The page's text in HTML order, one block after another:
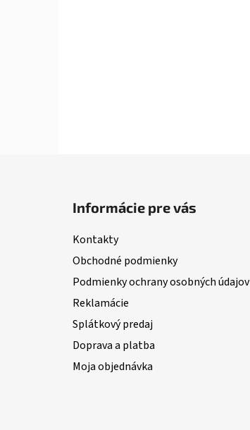
Informácie pre vás
Kontakty
Obchodné podmienky
Podmienky ochrany osobných údajov
Reklamácie
Splátkový predaj
Doprava a platba
Moja objednávka